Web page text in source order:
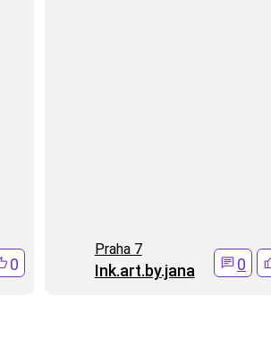
0
Praha 7
Ink.art.by.jana 0